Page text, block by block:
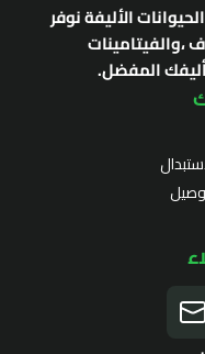
الأليفة نوفر
،والفيتامينات
المفضل.